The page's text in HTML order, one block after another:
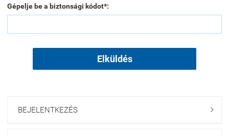
Gépelje be a biztonsági kódot*:
Elküldés
BEJELENTKEZÉS 